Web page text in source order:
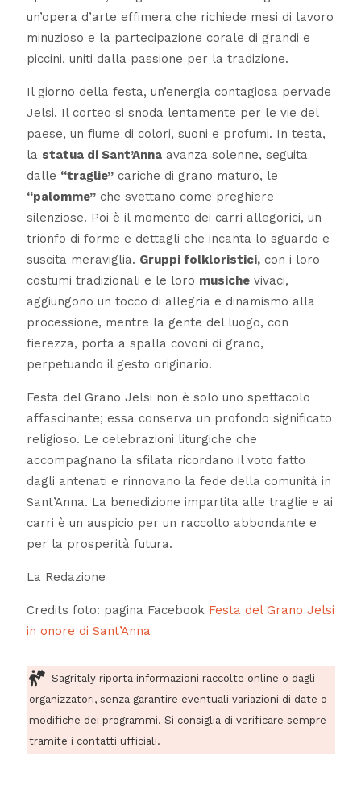
un’opera d’arte effimera che richiede mesi di lavoro
minuzioso e la partecipazione corale di grandi e
piccini, uniti dalla passione per la tradizione.
Il giorno della festa, un’energia contagiosa pervade
Jelsi. Il corteo si snoda lentamente per le vie del
paese, un fiume di colori, suoni e profumi. In testa,
la statua di Sant’Annaavanza solenne, seguita
dalle “traglie”cariche di grano maturo, le
“palomme”che svettano come preghiere
silenziose. Poi è il momento dei carri allegorici, un
trionfo di forme e dettagli che incanta lo sguardo e
suscita meraviglia. Gruppi folkloristici,con i loro
costumi tradizionali e le loro musichevivaci,
aggiungono un tocco di allegria e dinamismo alla
processione, mentre la gente del luogo, con
fierezza, porta a spalla covoni di grano,
perpetuando il gesto originario.
Festa del Grano Jelsi non è solo uno spettacolo
affascinante; essa conserva un profondo significato
religioso. Le celebrazioni liturgiche che
accompagnano la sfilata ricordano il voto fatto
dagli antenati e rinnovano la fede della comunità in
Sant’Anna. La benedizione impartita alle traglie e ai
carri è un auspicio per un raccolto abbondante e
per la prosperità futura.
La Redazione
Credits foto: pagina Facebook Festa del Grano Jelsi
in onore di Sant’Anna
Sagritaly riporta informazioni raccolte online o dagli
organizzatori, senza garantire eventuali variazioni di date o
modifiche dei programmi. Si consiglia di verificare sempre
tramite i contatti ufficiali.